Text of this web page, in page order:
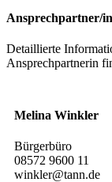
Ansprechpartner/in
Detaillierte
Ansprechpartnerin
Melina Winkler
Bürgerbüro
08572 9600 11
winkler@tann.de